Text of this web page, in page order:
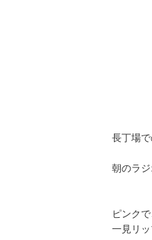
長丁場で
朝のラ
ピンク
一見リ